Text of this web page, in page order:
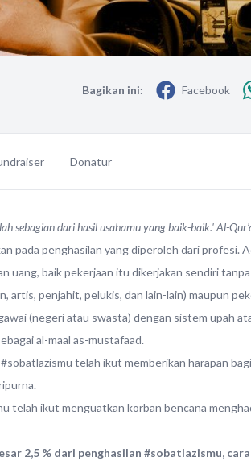
Bagikan ini: Facebook
Donatur
sebagian dari hasil usahamu yang baik-baik.' Al-
pada penghasilan yang diperoleh dari profesi.
uang, baik pekerjaan itu dikerjakan sendiri
artis, penjahit, pelukis, dan lain-lain) maupun
(negeri atau swasta) dengan sistem upah
al-maal as-mustafaad.
telah ikut memberikan harapan
telah ikut menguatkan korban bencana
2,5 % dari penghasilan #sobatlazismu,